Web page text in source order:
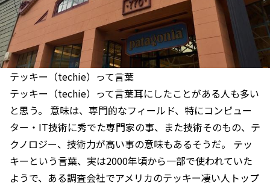
テッキー（techie）って言葉
テッキー（techie）って言葉耳にしたことがある人も多い
と思う。 意味は、専門的なフィールド、特にコンピュー
ター・IT技術に秀でた専門家の事、また技術そのもの、テ
クノロジー、技術力が高い事の意味もあるそうだ。 テッ
キーという言葉、実は2000年頃から一部で使われていた
ようで、ある調査会社でアメリカのテッキー凄い人トップ